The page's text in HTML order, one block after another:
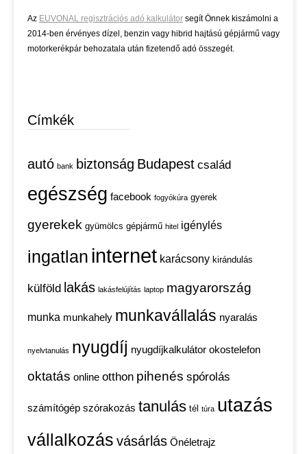
Az EUVONAL regisztrációs adó kalkulátor segít Önnek kiszámolni a
2014-ben érvényes dízel, benzin vagy hibrid hajtású gépjármű vagy
motorkerékpár behozatala után fizetendő adó összegét.
Címkék
autó bank biztonság Budapest család
egészség facebook fogyókúra gyerek
gyerekek gyümölcs gépjármű hitel igénylés
ingatlan internet karácsony kirándulás
külföld lakás lakásfelújítás laptop magyarország
munka munkahely munkavállalás nyaralás
nyelvtanulás nyugdíj nyugdíjkalkulátor okostelefon
oktatás online otthon pihenés spórolás
számítógép szórakozás tanulás tél túra utazás
vállalkozás vásárlás Önéletrajz